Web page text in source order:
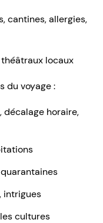
cantines, allergies,
locaux
du voyage :
décalage horaire,
intrigues
cultures